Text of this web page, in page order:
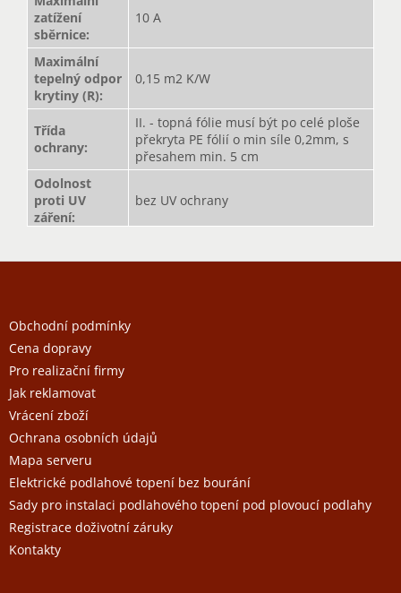
zatížení
sběrnice:
10 A
Maximální
tepelný odpor
krytiny (R):
0,15 m2 K/W
Třída
ochrany:
II. - topná fólie musí být po celé ploše
překryta PE fólií o min síle 0,2mm, s
přesahem min. 5 cm
Odolnost
proti UV
záření:
bez UV ochrany
Z
aObchodní podmínky
Cena dopravy
Pro realizační firmy
Jak reklamovat
Vrácení zboží
Ochrana osobních údajů
Mapa serveru
Elektrické podlahové topení bez bourání
Sady pro instalaci podlahového topení pod plovoucí podlahy
Registrace doživotní záruky
Kontakty